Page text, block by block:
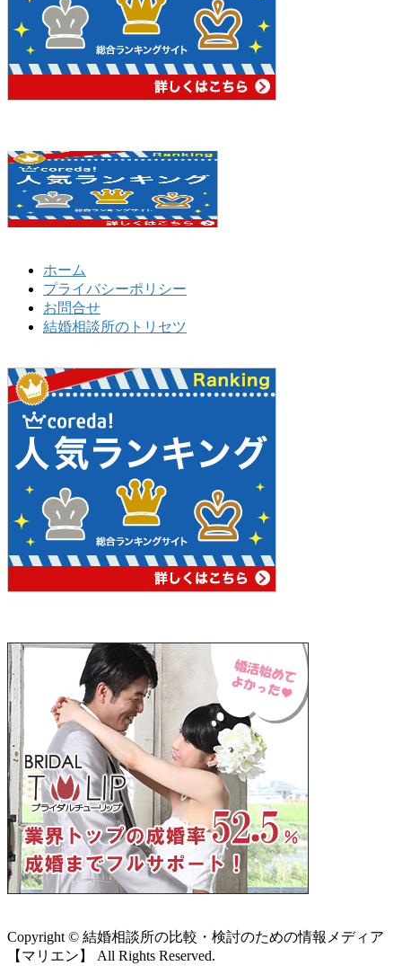
ホーム
プライバシーポリシー
お問合せ
結婚相談所のトリセツ
Copyright © 結婚相談所の比較・検討のための情報メディア
【マリエン】 All Rights Reserved.